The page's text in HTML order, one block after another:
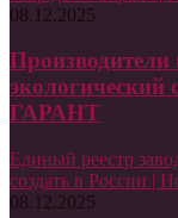
08.12.2025
экологический
ГАРАНТ
Единый реестр
создать в России |
08.12.2025